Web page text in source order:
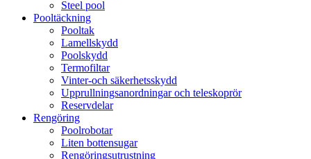
Steel pool
Pooltäckning
Pooltak
Lamellskydd
Poolskydd
Termofiltar
Vinter-och säkerhetsskydd
Upprullningsanordningar och teleskoprör
Reservdelar
Rengöring
Poolrobotar
Liten bottensugar
Rengöringsutrustning